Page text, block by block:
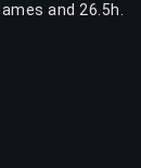
and 26.5h.